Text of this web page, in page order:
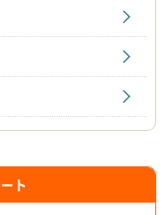
ト